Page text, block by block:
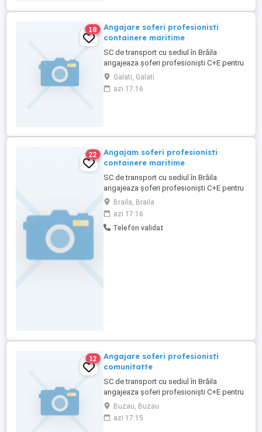
18
Angajare soferi profesionisti
containere maritime
SC de transport cu sediul în Brăila
angajeaza șoferi profesioniști C+E pentru
containere pe comunitate. OFERIM:
DIURNA + SALARIU PE TARA+BONUSURI
CAMIOANE ÎNGRIJITE EURO6 CU APARATE
INTERNET PERIOADA ...
Galati, Galati
azi 17:16
22
Angajam soferi profesionisti
containere maritime
SC de transport cu sediul în Brăila
angajeaza șoferi profesioniști C+E pentru
containere pe comunitate. OFERIM:
DIURNA + SALARIU PE TARA+BONUSURI
CAMIOANE ÎNGRIJITE EURO6 CU APARATE
DE TAXARE AUTOMATE TRANSPORT
Braila, Braila
azi 17:16
Telefon validat
12
Angajare soferi profesionisti
comunitatte
SC de transport cu sediul în Brăila
angajeaza șoferi profesioniști C+E pentru
containere pe comunitate. OFERIM:
DIURNA + SALARIU PE TARA+BONUSURI
CAMIOANE ÎNGRIJITE EURO6 CU APARATE
Buzau, Buzau
azi 17:15